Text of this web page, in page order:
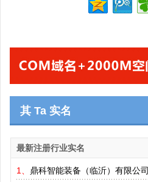
其 Ta 实名
最新注册行业实名
1、 鼎科智能装备（临沂）有限公司